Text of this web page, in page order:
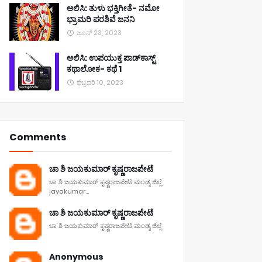
ಆಲಿಸಿ: ತುಳು ಭಕ್ತಿಗೀತೆ- ನಮೋ
ಭ್ರಾಮರಿ ಪರಶಿವೆ ಜನನಿ
ಜೂನ್ 23, 2023
ಆಲಿಸಿ: ಉಪಯುಕ್ತ ಪಾಡ್‌ಕಾಸ್ಟ್‌
ಕಥಾಲೋಕ- ಕಥೆ 1
ಫೆಬ್ರವರಿ 10, 2023
Comments
ಚಾ ಶಿ ಜಯಕುಮಾರ್ ಕೃಷ್ಣರಾಜಪೇಟೆ
ಚಾ ಶಿ ಜಯಕುಮಾರ್ ಕೃಷ್ಣರಾಜಪೇಟೆ ಮಂಡ್ಯ ಜಿಲ್ಲೆ
jayakumar...
ಚಾ ಶಿ ಜಯಕುಮಾರ್ ಕೃಷ್ಣರಾಜಪೇಟೆ
ಚಾ ಶಿ ಜಯಕುಮಾರ್ ಕೃಷ್ಣರಾಜಪೇಟೆ ಮಂಡ್ಯ ಜಿಲ್ಲೆ
Anonymous